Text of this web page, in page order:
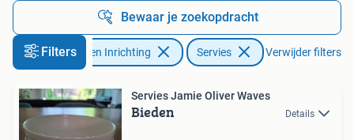
Bewaar je zoekopdracht
FiltersHuis en Inrichting Servies Verwijder filters
Servies Jamie Oliver Waves
Bieden Details